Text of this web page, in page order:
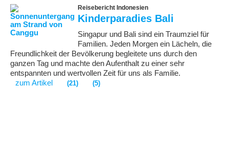
Reisebericht Indonesien
Kinderparadies Bali
Singapur und Bali sind ein Traumziel für
Familien. Jeden Morgen ein Lächeln, die
Freundlichkeit der Bevölkerung begleitete uns durch den
ganzen Tag und machte den Aufenthalt zu einer sehr
entspannten und wertvollen Zeit für uns als Familie.
zum Artikel
(21) (5)